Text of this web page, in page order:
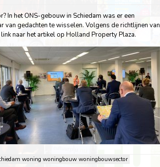
In het ONS-gebouw in Schiedam was er een
gedachten te wisselen. Volgens de richtlijnen van
naar het artikel op Holland Property Plaza.
woning woningbouwwoningbouwsector